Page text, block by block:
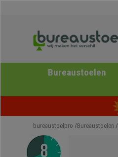
Bureaustoelen
bureaustoelpro Bureaustoelen